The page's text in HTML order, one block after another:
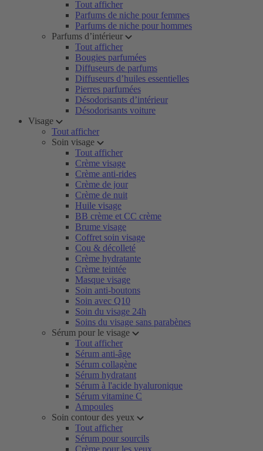
Tout afficher
Parfums de niche pour femmes
Parfums de niche pour hommes
Parfums d’intérieur
Tout afficher
Bougies parfumées
Diffuseurs de parfums
Diffuseurs d’huiles essentielles
Pierres parfumées
Désodorisants d’intérieur
Désodorisants voiture
Visage
Tout afficher
Soin visage
Tout afficher
Crème visage
Crème anti-rides
Crème de jour
Crème de nuit
Huile visage
BB crème et CC crème
Brume visage
Coffret soin visage
Cou & décolleté
Crème hydratante
Crème teintée
Masque visage
Soin anti-boutons
Soin avec Q10
Soin du visage 24h
Soins du visage sans parabènes
Sérum pour le visage
Tout afficher
Sérum anti-âge
Sérum collagène
Sérum hydratant
Sérum à l'acide hyaluronique
Sérum vitamine C
Ampoules
Soin contour des yeux
Tout afficher
Sérum pour sourcils
Crème pour les yeux